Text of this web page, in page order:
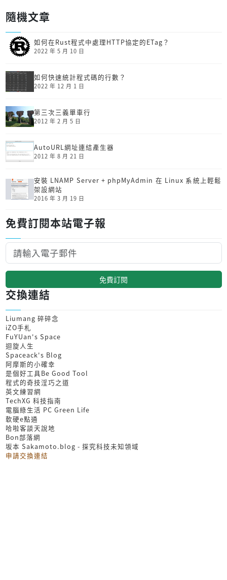
隨機文章
如何在Rust程式中處理HTTP協定的ETag？
2022 年 5 月 10 日
如何快速統計程式碼的行數？
2022 年 12 月 1 日
第三次三義單車行
2012 年 2 月 5 日
AutoURL網址連結產生器
2012 年 8 月 21 日
安裝 LNAMP Server + phpMyAdmin 在 Linux 系統上輕鬆
架設網站
2016 年 3 月 19 日
免費訂閱本站電子報
免費訂閱
交換連結
Liumang 碎碎念
iZO手札
FuYUan's Space
迴旋人生
Spaceack's Blog
阿摩斯的小確幸
是個好工具Be Good Tool
程式的奇技淫巧之道
英文練習網
TechXG 科技指南
電腦綠生活 PC Green Life
軟硬e點通
哈啦客談天說地
Bon部落網
坂本 Sakamoto.blog - 探究科技未知領域
申請交換連結